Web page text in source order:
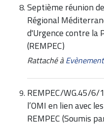
Septième réunion
Régional
d'Urgence contre la
(REMPEC)
Rattaché à
REMPEC/WG.45/6/
l’OMI en lien avec
REMPEC (Soumis